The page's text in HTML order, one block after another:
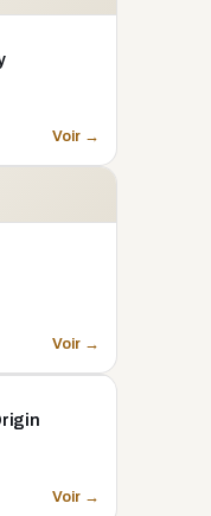
Voir →
Voir →
Voir →